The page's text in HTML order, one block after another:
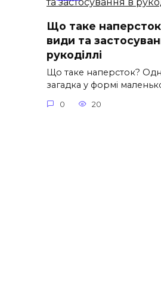
Що таке наперсток:
види та
рукоділлі
Що таке наперсток?
загадка у формі
0 20